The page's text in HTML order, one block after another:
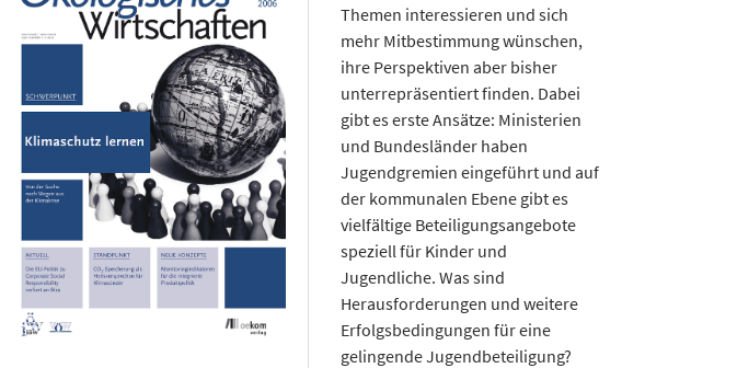
Themen interessieren und sich
mehr Mitbestimmung wünschen,
ihre Perspektiven aber bisher
unterrepräsentiert finden. Dabei
gibt es erste Ansätze: Ministerien
und Bundesländer haben
Jugendgremien eingeführt und auf
der kommunalen Ebene gibt es
vielfältige Beteiligungsangebote
speziell für Kinder und
Jugendliche. Was sind
Herausforderungen und weitere
Erfolgsbedingungen für eine
gelingende Jugendbeteiligung?